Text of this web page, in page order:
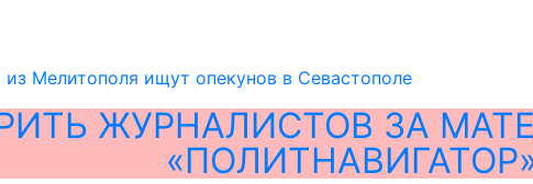
из Мелитополя ищут опекунов в Севастополе
ЖУРНАЛИСТОВ ЗА